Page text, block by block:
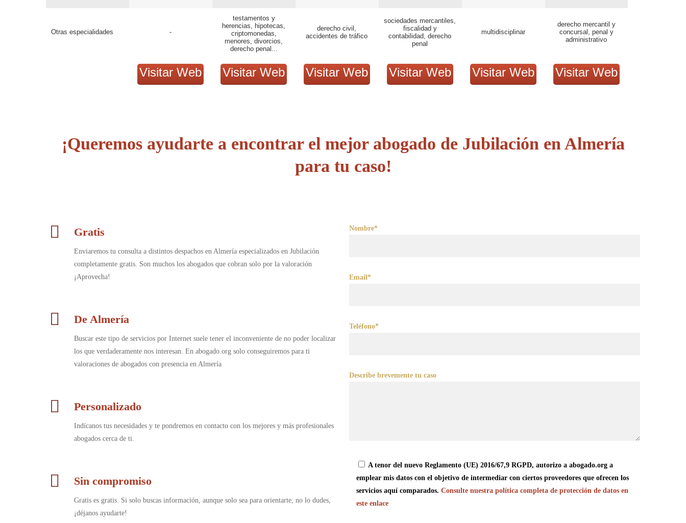
Otras especialidades -
Visitar Web
testamentos y
herencias, hipotecas,
criptomonedas,
menores, divorcios,
derecho penal...
Visitar Web
derecho civil,
accidentes de tráfico
Visitar Web
sociedades mercantiles,
fiscalidad y
contabilidad, derecho
penal
Visitar Web
multidisciplinar
Visitar Web
derecho mercantil y
concursal, penal y
administrativo
Visitar Web
¡Queremos ayudarte a encontrar el mejor abogado de Jubilación en Almería
para tu caso!
Gratis
Enviaremos tu consulta a distintos despachos en Almería especializados en Jubilación
completamente gratis. Son muchos los abogados que cobran solo por la valoración
¡Aprovecha!
De Almería
Buscar este tipo de servicios por Internet suele tener el inconveniente de no poder localizar
los que verdaderamente nos interesan. En abogado.org solo conseguiremos para ti
valoraciones de abogados con presencia en Almería
Personalizado
Indícanos tus necesidades y te pondremos en contacto con los mejores y más profesionales
abogados cerca de ti.
Sin compromiso
Gratis es gratis. Si solo buscas información, aunque solo sea para orientarte, no lo dudes,
¡déjanos ayudarte!
Nombre*
Email*
Teléfono*
Describe brevemente tu caso
A tenor del nuevo Reglamento (UE) 2016/67,9 RGPD, autorizo a abogado.org a
emplear mis datos con el objetivo de intermediar con ciertos proveedores que ofrecen los
servicios aquí comparados. Consulte nuestra política completa de protección de datos en
este enlace